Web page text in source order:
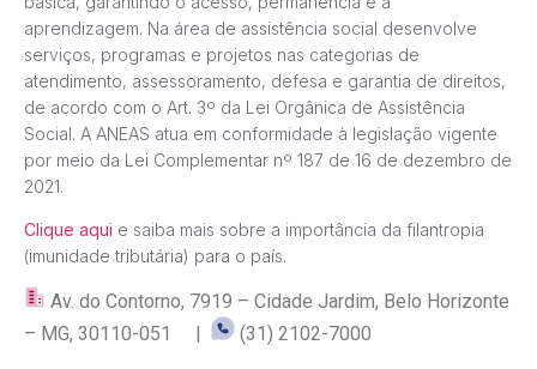
aprendizagem. Na área de assistência social desenvolve
serviços, programas e projetos nas categorias de
atendimento, assessoramento, defesa e garantia de direitos,
de acordo com o Art. 3º da Lei Orgânica de Assistência
Social. A ANEAS atua em conformidade à legislação vigente
por meio da Lei Complementar nº 187 de 16 de dezembro de
2021.
Clique aqui e saiba mais sobre a importância da filantropia
(imunidade tributária) para o país.
Av. do Contorno, 7919 – Cidade Jardim, Belo Horizonte
– MG, 30110-051 |
(31) 2102-7000